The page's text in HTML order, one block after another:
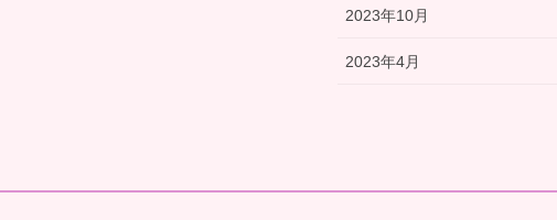
2023年10月
2023年4月